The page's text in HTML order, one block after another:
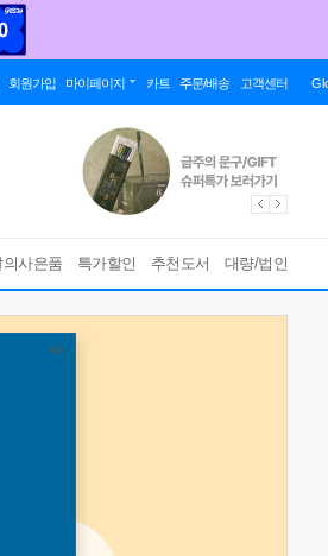
회원가입 마이페이지 카트 주문/배송 고객센터
의사은품 특가할인 추천도서 대량/법인